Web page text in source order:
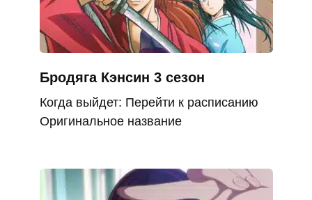
Бродяга Кэнсин 3 сезон
Когда выйдет: Перейти к расписанию
Оригинальное название